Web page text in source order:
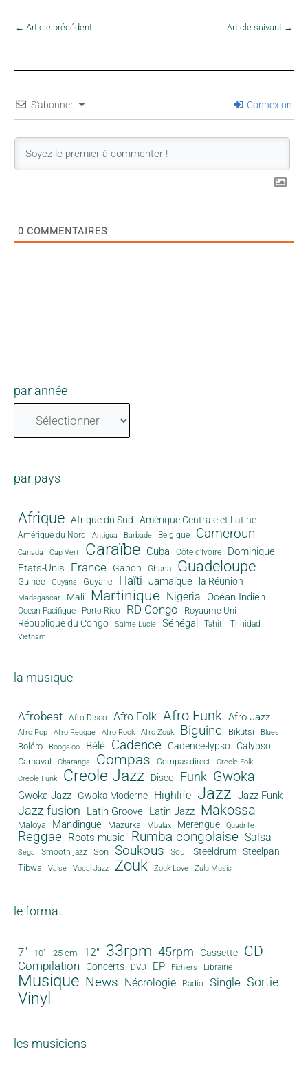
← Article précédent Article suivant →
S'abonner Connexion
0 COMMENTAIRES
par année
par pays
Afrique Afrique du Sud Amérique Centrale et Latine
Amérique du Nord Antigua Barbade Belgique Cameroun
Canada Cap Vert Caraïbe Cuba Côte d'Ivoire
Dominique
Etats-Unis
France Gabon Ghana Guadeloupe
Guinée Guyana Guyane Haïti Jamaïque la Réunion
Madagascar Mali Martinique Nigeria Océan Indien
Océan Pacifique Porto Rico RD Congo Royaume Uni
République du Congo Sainte Lucie Sénégal Tahiti Trinidad
Vietnam
la musique
Afrobeat Afro Disco Afro Folk Afro Funk Afro Jazz
Afro Pop Afro Reggae Afro Rock Afro Zouk Biguine Bikutsi Blues
Boléro Boogaloo Bèlè Cadence Cadence-lypso Calypso
Carnaval Charanga Compas Compas direct
Creole Folk
Creole Funk
Creole Jazz Disco Funk Gwoka
Gwoka Jazz Gwoka Moderne Highlife Jazz Jazz Funk
Jazz fusion Latin Groove Latin Jazz Makossa
Maloya Mandingue Mazurka Mbalax Merengue Quadrille
Reggae Roots music Rumba congolaise Salsa
Sega Smooth jazz Son Soukous Soul Steeldrum Steelpan
Tibwa Valse Vocal Jazz Zouk Zouk Love Zulu Music
le format
7" 10" - 25 cm 12" 33rpm 45rpm Cassette CD
Compilation Concerts DVD EP Fichiers Librairie
Musique News Nécrologie Radio Single Sortie
Vinyl
les musiciens